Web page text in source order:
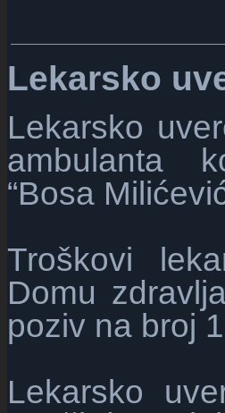
Lekarsko
Lekarsko
ambulanta
“Bosa
Troškovi
Domu
poziv na broj
Lekarsko